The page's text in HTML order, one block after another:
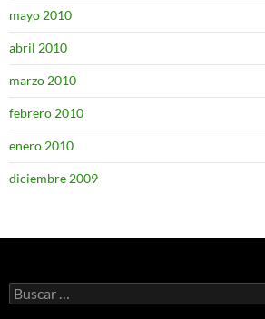
mayo 2010
abril 2010
marzo 2010
febrero 2010
enero 2010
diciembre 2009
Buscar: